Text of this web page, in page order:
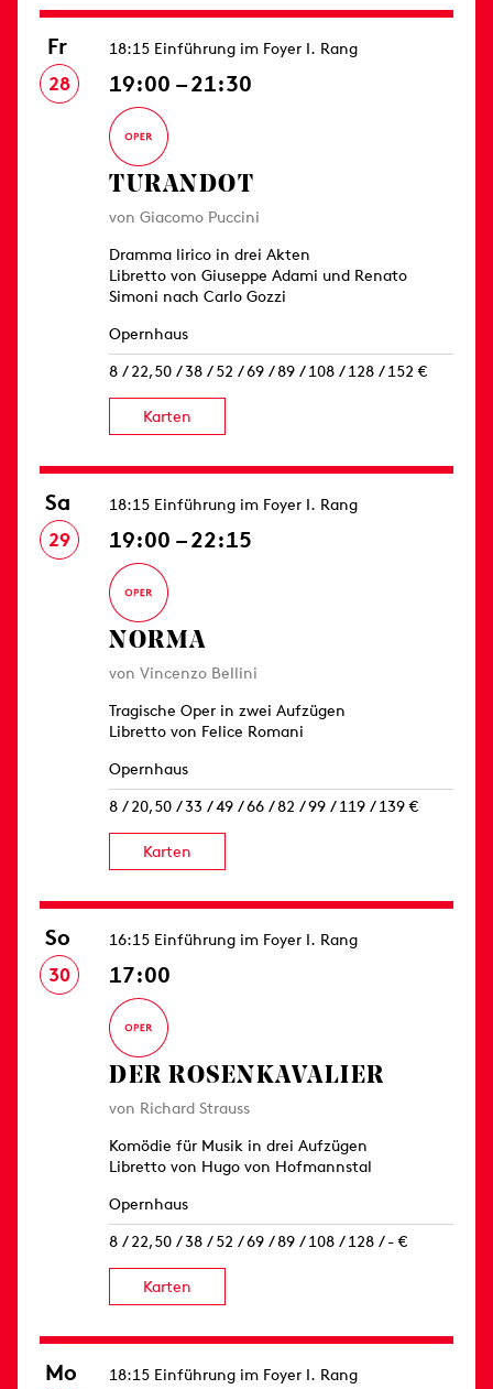
Fr
28
18:15 Einführung im Foyer I. Rang
19:00 – 21:30
TURANDOT
von Giacomo Puccini
Dramma lirico in drei Akten
Libretto von Giuseppe Adami und Renato
Simoni nach Carlo Gozzi
Opernhaus
8 / 22,50 / 38 / 52 / 69 / 89 / 108 / 128 / 152 €
Karten
Sa
29
18:15 Einführung im Foyer I. Rang
19:00 – 22:15
NORMA
von Vincenzo Bellini
Tragische Oper in zwei Aufzügen
Libretto von Felice Romani
Opernhaus
8 / 20,50 / 33 / 49 / 66 / 82 / 99 / 119 / 139 €
Karten
So
30
16:15 Einführung im Foyer I. Rang
17:00
DER ROSEN­KAVALIER
von Richard Strauss
Komödie für Musik in drei Aufzügen
Libretto von Hugo von Hofmannstal
Opernhaus
8 / 22,50 / 38 / 52 / 69 / 89 / 108 / 128 / - €
Karten
Mo 18:15 Einführung im Foyer I. Rang